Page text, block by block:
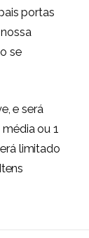
portas
se
e será
ou 1
limitado